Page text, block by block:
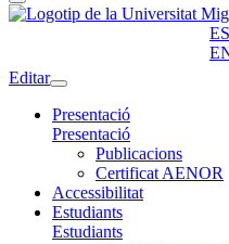
Editar
Presentació
Presentació
Publicacions
Certificat AENOR
Accessibilitat
Estudiants
Estudiants